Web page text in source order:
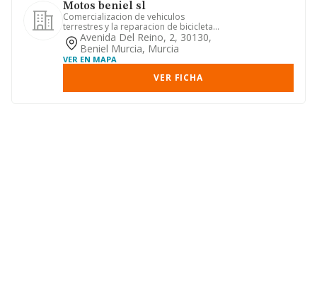
Motos beniel sl
Comercializacion de vehiculos
terrestres y la reparacion de bicicletas,
motocicletas y automoviles....
Avenida Del Reino, 2, 30130,
Beniel Murcia, Murcia
VER EN MAPA
VER FICHA